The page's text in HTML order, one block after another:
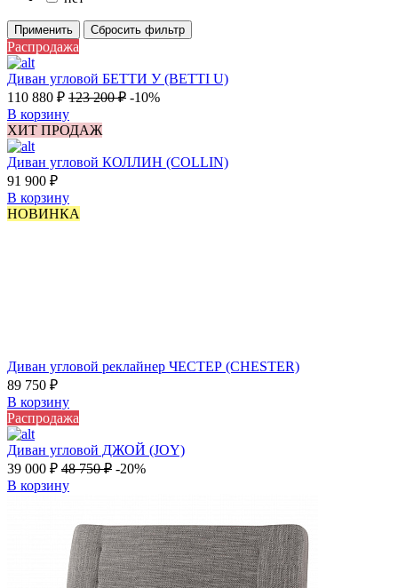
Применить Сбросить фильтр
Распродажа
Диван угловой БЕТТИ У (BETTI U)
110 880 ₽ 123 200₽ -10%
В корзину
ХИТ ПРОДАЖ
Диван угловой КОЛЛИН (COLLIN)
91 900 ₽
В корзину
НОВИНКА
Диван угловой реклайнер ЧЕСТЕР (CHESTER)
89 750 ₽
В корзину
Распродажа
Диван угловой ДЖОЙ (JOY)
39 000 ₽ 48 750₽ -20%
В корзину